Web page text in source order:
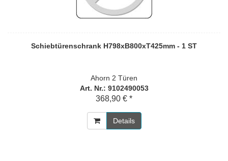
Schiebtürenschrank H798xB800xT425mm - 1 ST
Ahorn 2 Türen
Art. Nr.: 9102490053
368,90 € *
Details